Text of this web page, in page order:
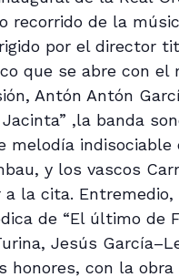
recorrido de la
por el director
que se abre con
Antón Antón
,la banda
melodía indisociable
y los vascos
la cita.
de “El último de
Jesús
honores, con la